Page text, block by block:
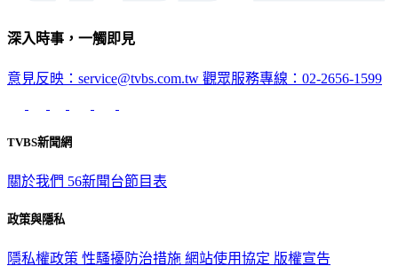
深入時事，一觸即見
意見反映：service@tvbs.com.tw 觀眾服務專線：02-2656-1599
TVBS新聞網
關於我們 56新聞台節目表
政策與隱私
隱私權政策 性騷擾防治措施 網站使用協定 版權宣告